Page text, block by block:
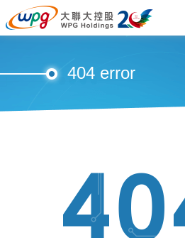
404 error